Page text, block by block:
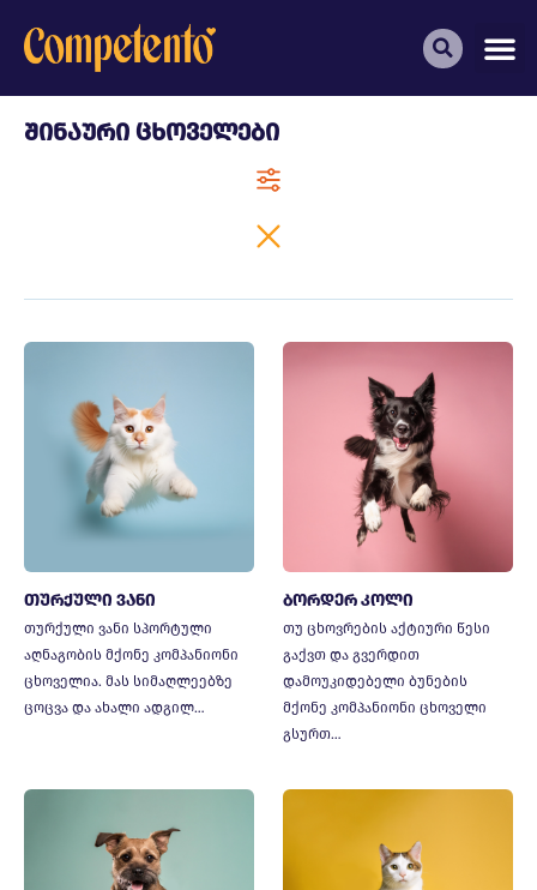
შინაური ცხოველები
თურქული ვანი
თურქული ვანი სპორტული
აღნაგობის მქონე კომპანიონი
ცხოველია. მას სიმაღლეებზე
ცოცვა და ახალი ადგილ…
ბორდერ კოლი
თუ ცხოვრების აქტიური წესი
გაქვთ და გვერდით
დამოუკიდებელი ბუნების
მქონე კომპანიონი ცხოველი
გსურთ…